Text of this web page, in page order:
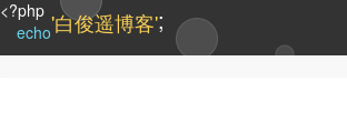
<?php
echo'白俊遥博客';